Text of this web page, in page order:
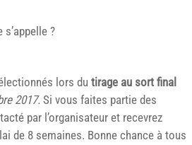
?
lors du tirage au sort final
2017. Si vous faites partie des
par l’organisateur et recevrez
de 8 semaines. Bonne chance à tous